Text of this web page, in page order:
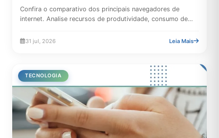
Confira o comparativo dos principais navegadores de
internet. Analise recursos de produtividade, consumo de
31 jul, 2026 Leia Mais
TECNOLOGIA